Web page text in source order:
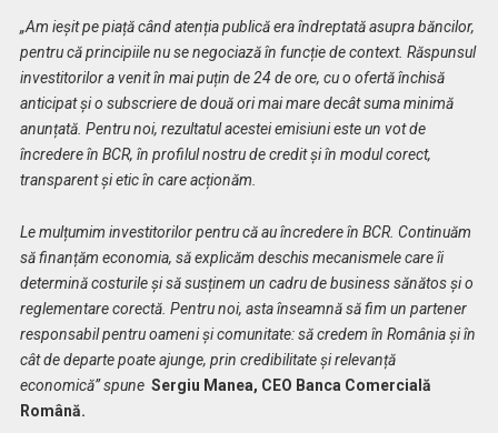
„Am ieșit pe piață când atenția publică era îndreptată asupra băncilor,
pentru că principiile nu se negociază în funcție de context. Răspunsul
investitorilor a venit în mai puțin de 24 de ore, cu o ofertă închisă
anticipat și o subscriere de două ori mai mare decât suma minimă
anunțată. Pentru noi, rezultatul acestei emisiuni este un vot de
încredere în BCR, în profilul nostru de credit și în modul corect,
transparent și etic în care acționăm.
Le mulțumim investitorilor pentru că au încredere în BCR. Continuăm
să finanțăm economia, să explicăm deschis mecanismele care îi
determină costurile și să susținem un cadru de business sănătos și o
reglementare corectă. Pentru noi, asta înseamnă să fim un partener
responsabil pentru oameni și comunitate: să credem în România și în
cât de departe poate ajunge, prin credibilitate și relevanță
economică” spune Sergiu Manea, CEO Banca Comercială
Română.